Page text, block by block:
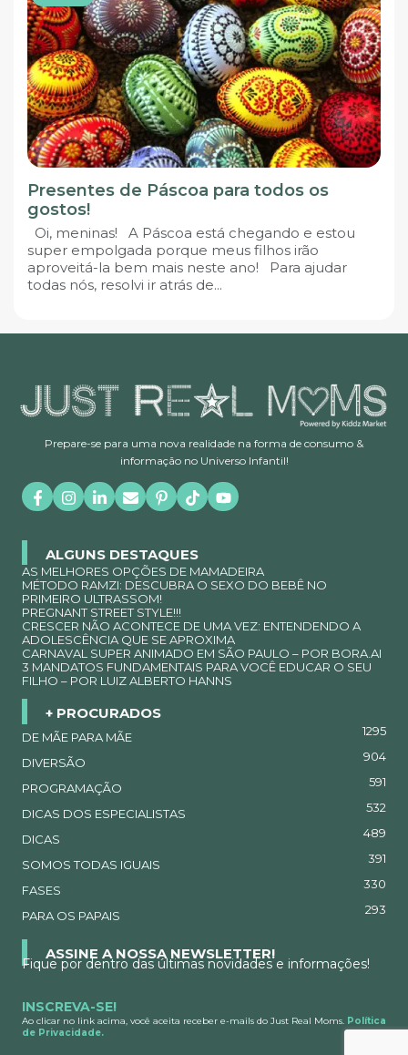
Presentes de Páscoa para todos os
gostos!
Oi, meninas! A Páscoa está chegando e estou
super empolgada porque meus filhos irão
aproveitá-la bem mais neste ano! Para ajudar
todas nós, resolvi ir atrás de...
Prepare-se para uma nova realidade na forma de consumo &
informação no Universo Infantil!
ALGUNS DESTAQUES
AS MELHORES OPÇÕES DE MAMADEIRA
MÉTODO RAMZI: DESCUBRA O SEXO DO BEBÊ NO
PRIMEIRO ULTRASSOM!
PREGNANT STREET STYLE!!!
CRESCER NÃO ACONTECE DE UMA VEZ: ENTENDENDO A
ADOLESCÊNCIA QUE SE APROXIMA
CARNAVAL SUPER ANIMADO EM SÃO PAULO – POR BORA.AI
3 MANDATOS FUNDAMENTAIS PARA VOCÊ EDUCAR O SEU
FILHO – POR LUIZ ALBERTO HANNS
+ PROCURADOS
DE MÃE PARA MÃE 1295
DIVERSÃO 904
PROGRAMAÇÃO 591
DICAS DOS ESPECIALISTAS 532
DICAS 489
SOMOS TODAS IGUAIS 391
FASES 330
PARA OS PAPAIS 293
ASSINE A NOSSA NEWSLETTER!
Fique por dentro das últimas novidades e informações!
INSCREVA-SE!
Ao clicar no link acima, você aceita receber e-mails do Just Real Moms. Política
de Privacidade.